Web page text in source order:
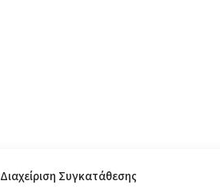
Διαχείριση Συγκατάθεσης